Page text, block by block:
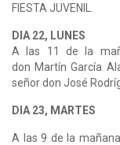
FIESTA JUVENIL.
DIA 22, LUNES
A las 11 de la
don Martín García
señor don José
DIA 23, MARTES
A las 9 de la